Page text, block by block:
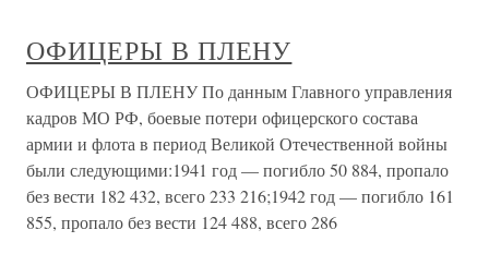
ОФИЦЕРЫ В ПЛЕНУ
ОФИЦЕРЫ В ПЛЕНУ По данным Главного управления
кадров МО РФ, боевые потери офицерского состава
армии и флота в период Великой Отечественной войны
были следующими:1941 год — погибло 50 884, пропало
без вести 182 432, всего 233 216;1942 год — погибло 161
855, пропало без вести 124 488, всего 286